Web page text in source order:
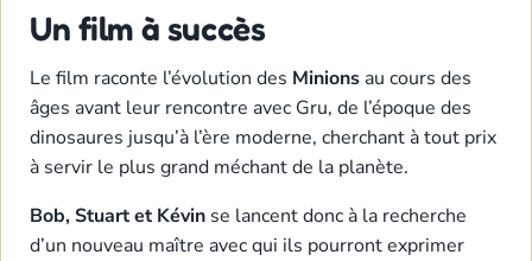
Un film à succès
Le film raconte l’évolution des Minions au cours des
âges avant leur rencontre avec Gru, de l’époque des
dinosaures jusqu’à l’ère moderne, cherchant à tout prix
à servir le plus grand méchant de la planète.
Bob, Stuart et Kévin se lancent donc à la recherche
d’un nouveau maître avec qui ils pourront exprimer